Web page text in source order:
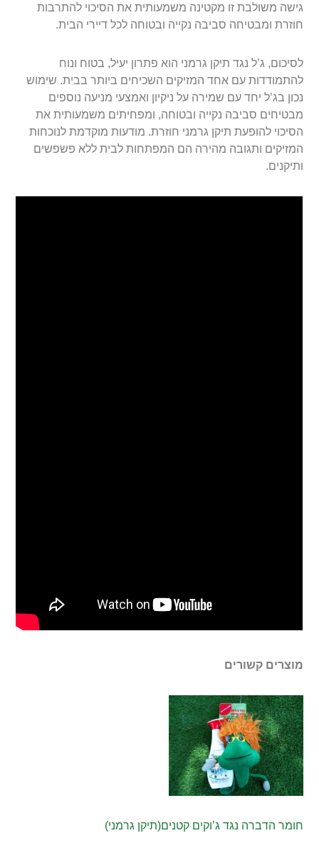
גישה משולבת זו מקטינה משמעותית את הסיכוי להתרבות
חוזרת ומבטיחה סביבה נקייה ובטוחה לכל דיירי הבית.
לסיכום, ג’ל נגד תיקן גרמני הוא פתרון יעיל, בטוח ונוח
להתמודדות עם אחד המזיקים השכיחים ביותר בבית. שימוש
נכון בג’ל יחד עם שמירה על ניקיון ואמצעי מניעה נוספים
מבטיחים סביבה נקייה ובטוחה, ומפחיתים משמעותית את
הסיכוי להופעת תיקן גרמני חוזרת. מודעות מוקדמת לנוכחות
המזיקים ותגובה מהירה הם המפתחות לבית ללא פשפשים
ותיקנים.
מוצרים קשורים
חומר הדברה נגד ג’וקים קטנים(תיקן גרמני)